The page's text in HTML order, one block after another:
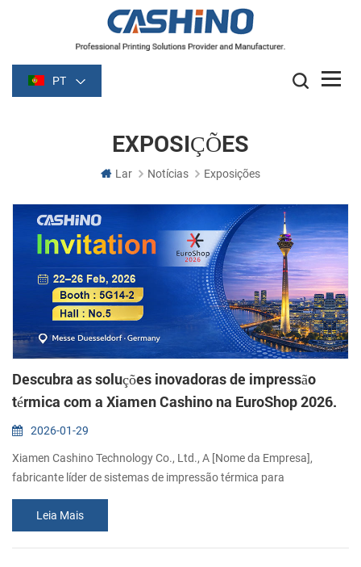
PT
EXPOSIÇÕES
Lar Notícias Exposições
Descubra as soluções inovadoras de impressão
térmica com a Xiamen Cashino na EuroShop 2026.
2026-01-29
Xiamen Cashino Technology Co., Ltd., A [Nome da Empresa],
fabricante líder de sistemas de impressão térmica para
OEMs/ODMs, tem o prazer de anunciar sua participação na
EuroShop 2026. De 22 a 26 de fevereiro, convidamos você a se
juntar a nós na Messe Düsseldorf para explorar o futuro do
Leia Mais